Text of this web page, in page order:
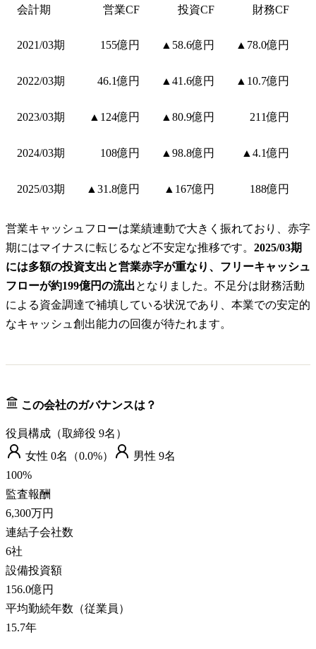
会計期 営業CF 投資CF 財務CF
2021/03期 155億円 ▲58.6億円 ▲78.0億円
2022/03期 46.1億円 ▲41.6億円 ▲10.7億円
2023/03期 ▲124億円 ▲80.9億円 211億円
2024/03期 108億円 ▲98.8億円 ▲4.1億円
2025/03期 ▲31.8億円 ▲167億円 188億円
営業キャッシュフローは業績連動で大きく振れており、赤字
期にはマイナスに転じるなど不安定な推移です。 2025/03期
には多額の投資支出と営業赤字が重なり、フリーキャッシュ
フローが約199億円の流出となりました。不足分は財務活動
による資金調達で補填している状況であり、本業での安定的
なキャッシュ創出能力の回復が待たれます。
この会社のガバナンスは？
役員構成（取締役 9名）
女性 0名（0.0%） 男性 9名
100%
監査報酬
6,300万円
連結子会社数
6社
設備投資額
156.0億円
平均勤続年数（従業員）
15.7年